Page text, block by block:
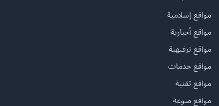
مواقع إسلامية
مواقع أخبارية
مواقع ترفيهية
مواقع خدمات
مواقع تقنية
مواقع منوعة